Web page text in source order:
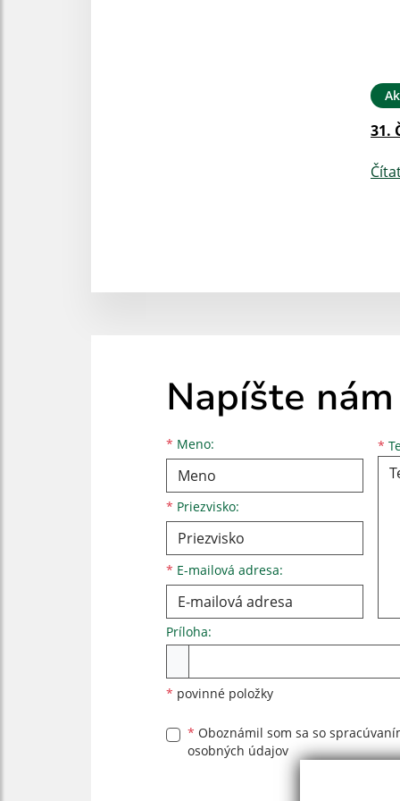
31.
Napíšte nám
* Meno:
Meno
* Priezvisko:
Priezvisko
* E-mailová adresa:
E-mailová adresa *
Príloha:
* povinné položky
* Oboznámil som sa so
osobných údajov